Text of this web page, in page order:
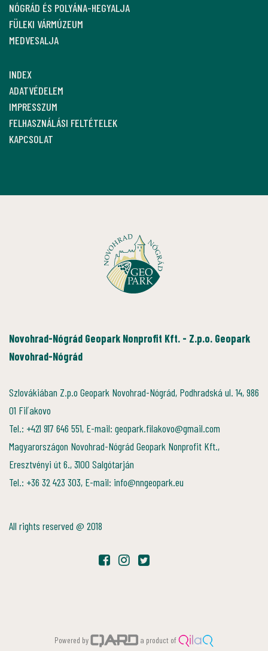
NÓGRÁD ÉS POLYÁNA-HEGYALJA
FÜLEKI VÁRMÚZEUM
MEDVESALJA
INDEX
ADATVÉDELEM
IMPRESSZUM
FELHASZNÁLÁSI FELTÉTELEK
KAPCSOLAT
Novohrad-Nógrád Geopark Nonprofit Kft. - Z.p.o. Geopark
Novohrad-Nógrád
Szlovákiában Z.p.o Geopark Novohrad-Nógrád, Podhradská ul. 14, 986
01 Fiľakovo
Tel.: +421 917 646 551, E-mail: geopark.filakovo@gmail.com
Magyarországon Novohrad-Nógrád Geopark Nonprofit Kft.,
Eresztvényi út 6., 3100 Salgótarján
Tel.: +36 32 423 303, E-mail: info@nngeopark.eu
All rights reserved @ 2018
Powered by a product of